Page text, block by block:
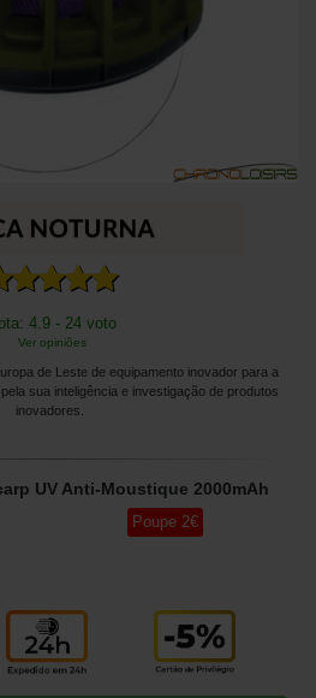
4.9 - 24 voto
Ver opiniões
de Leste de equipamento inovador para a
sua inteligência e investigação de produtos
inovadores.
UV Anti-Moustique 2000mAh
Poupe 2€